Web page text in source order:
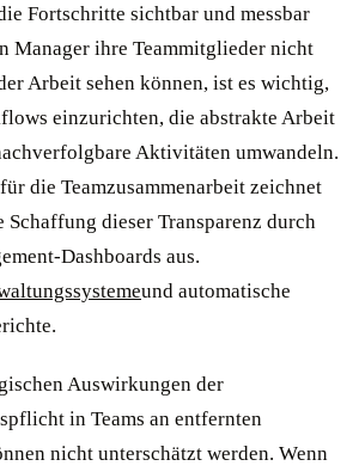
Fortschritte sichtbar und messbar
Manager ihre Teammitglieder nicht
Arbeit sehen können, ist es wichtig,
einzurichten, die abstrakte Arbeit
Aktivitäten umwandeln.
die Teamzusammenarbeit zeichnet
Schaffung dieser Transparenz durch
Dashboards aus.
und automatische
Auswirkungen der
in Teams an entfernten
nicht unterschätzt werden. Wenn